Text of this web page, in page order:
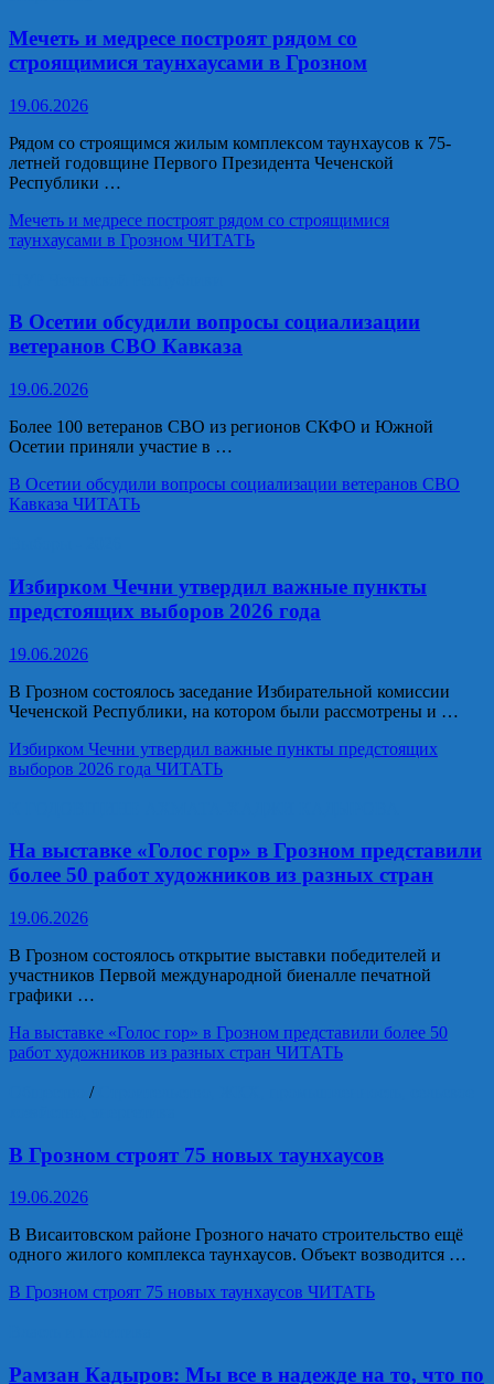
Мечеть и медресе построят рядом со
строящимися таунхаусами в Грозном
19.06.2026
Рядом со строящимся жилым комплексом таунхаусов к 75-
летней годовщине Первого Президента Чеченской
Республики …
Мечеть и медресе построят рядом со строящимися
таунхаусами в Грозном ЧИТАТЬ
В Осетии обсудили вопросы социализации
ветеранов СВО Кавказа
19.06.2026
Более 100 ветеранов СВО из регионов СКФО и Южной
Осетии приняли участие в …
В Осетии обсудили вопросы социализации ветеранов СВО
Кавказа ЧИТАТЬ
Избирком Чечни утвердил важные пункты
предстоящих выборов 2026 года
19.06.2026
В Грозном состоялось заседание Избирательной комиссии
Чеченской Республики, на котором были рассмотрены и …
Избирком Чечни утвердил важные пункты предстоящих
выборов 2026 года ЧИТАТЬ
На выставке «Голос гор» в Грозном представили
более 50 работ художников из разных стран
19.06.2026
В Грозном состоялось открытие выставки победителей и
участников Первой международной биеналле печатной
графики …
На выставке «Голос гор» в Грозном представили более 50
работ художников из разных стран ЧИТАТЬ
/
В Грозном строят 75 новых таунхаусов
19.06.2026
В Висаитовском районе Грозного начато строительство ещё
одного жилого комплекса таунхаусов. Объект возводится …
В Грозном строят 75 новых таунхаусов ЧИТАТЬ
Рамзан Кадыров: Мы все в надежде на то, что по